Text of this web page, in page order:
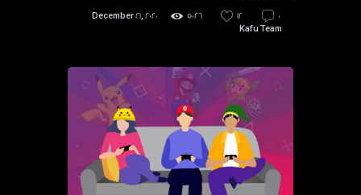
December 21, 2020 5026 12
0
Kafu Team